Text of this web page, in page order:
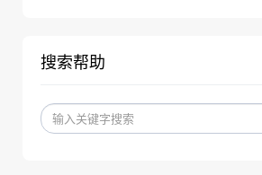
搜索帮助